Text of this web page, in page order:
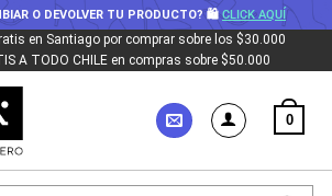
O DEVOLVER TU PRODUCTO? 🛍CLICK AQUÍ
en Santiago por comprar sobre los $30.000
A TODO CHILE en compras sobre $50.000
0